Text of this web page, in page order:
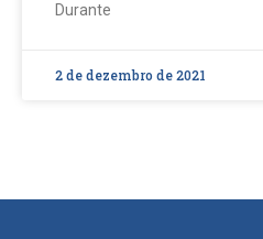
Durante
2 de dezembro de 2021